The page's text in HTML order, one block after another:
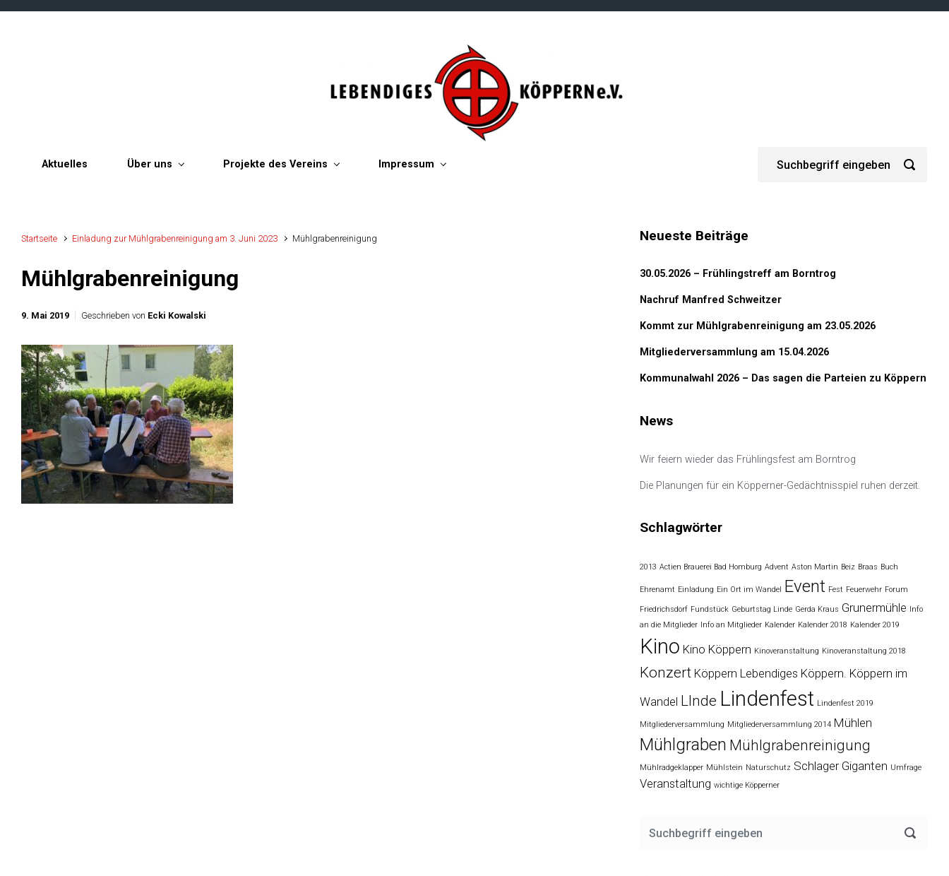
Zum Hauptinhalt springen
Aktuelles Über uns Projekte des Vereins Impressum
Startseite Einladung zur Mühlgrabenreinigung am 3. Juni 2023 Mühlgrabenreinigung
Mühlgrabenreinigung
9. Mai 2019 Geschrieben von Ecki Kowalski
Neueste Beiträge
30.05.2026 – Frühlingstreff am Borntrog
Nachruf Manfred Schweitzer
Kommt zur Mühlgrabenreinigung am 23.05.2026
Mitgliederversammlung am 15.04.2026
Kommunalwahl 2026 – Das sagen die Parteien zu Köppern
News
Wir feiern wieder das Frühlingsfest am Borntrog
Die Planungen für ein Köpperner-Gedächtnisspiel ruhen derzeit.
Schlagwörter
2013 Actien Brauerei Bad Homburg Advent Aston Martin Beiz Braas Buch
Ehrenamt Einladung Ein Ort im Wandel Event Fest Feuerwehr Forum
Friedrichsdorf Fundstück Geburtstag Linde Gerda Kraus Grunermühle
Info
an die Mitglieder
Info an Mitglieder Kalender Kalender 2018 Kalender 2019
Kino Kino Köppern Kinoveranstaltung Kinoveranstaltung 2018
Konzert Köppern Lebendiges Köppern. Köppern im
Wandel LInde Lindenfest Lindenfest 2019
Mitgliederversammlung Mitgliederversammlung 2014 Mühlen
Mühlgraben Mühlgrabenreinigung
Mühlradgeklapper Mühlstein Naturschutz Schlager Giganten Umfrage
Veranstaltung wichtige Köpperner